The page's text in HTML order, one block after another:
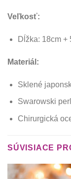
Veľkosť:
Dĺžka: 18cm +
Materiál:
Sklené
Swarowski
Chirurgická
SÚVISIACE